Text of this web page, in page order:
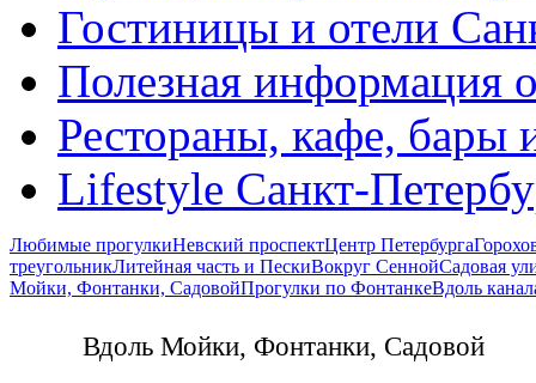
Гостиницы и отели
Полезная информация
Рестораны, кафе, бары
Lifestyle Санкт-
Любимые прогулкиНевский проспектЦентр Петербурга
треугольникЛитейная часть и ПескиВокруг СеннойСадовая
Мойки, Фонтанки, СадовойПрогулки по ФонтанкеВдоль
Вдоль Мойки, Фонтанки, Садовой